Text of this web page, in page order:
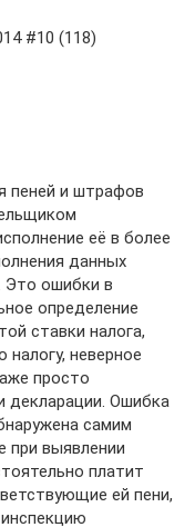
#10 (118)
пеней и штрафов
её в более
данных
Это ошибки в
определение
ставки налога,
налогу, неверное
просто
декларации. Ошибка
самим
при выявлении
платит
ей пени,